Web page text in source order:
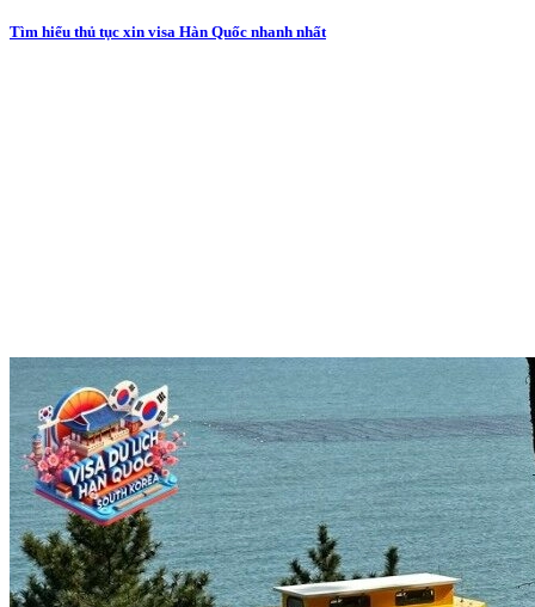
Tìm hiểu thủ tục xin visa Hàn Quốc nhanh nhất